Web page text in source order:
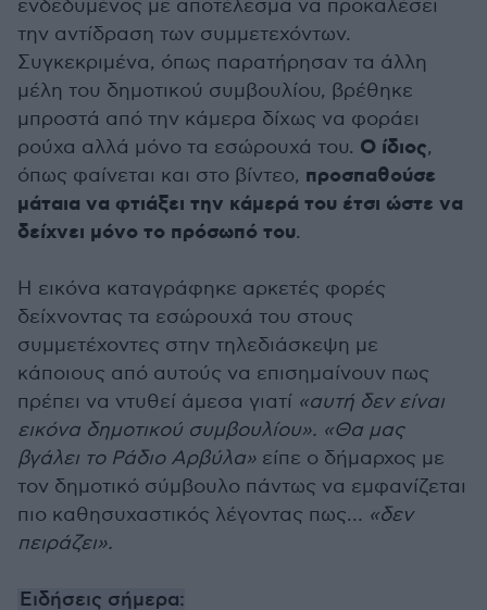
ενδεδυμένος με αποτέλεσμα να προκαλέσει
την αντίδραση των συμμετεχόντων.
Συγκεκριμένα, όπως παρατήρησαν τα άλλη
μέλη του δημοτικού συμβουλίου, βρέθηκε
μπροστά από την κάμερα δίχως να φοράει
ρούχα αλλά μόνο τα εσώρουχά του. Ο ίδιος,
όπως φαίνεται και στο βίντεο, προσπαθούσε
μάταια να φτιάξει την κάμερά του έτσι ώστε να
δείχνει μόνο το πρόσωπό του.
Η εικόνα καταγράφηκε αρκετές φορές
δείχνοντας τα εσώρουχά του στους
συμμετέχοντες στην τηλεδιάσκεψη με
κάποιους από αυτούς να επισημαίνουν πως
πρέπει να ντυθεί άμεσα γιατί «αυτή δεν είναι
εικόνα δημοτικού συμβουλίου». «Θα μας
βγάλει το Ράδιο Αρβύλα» είπε ο δήμαρχος με
τον δημοτικό σύμβουλο πάντως να εμφανίζεται
πιο καθησυχαστικός λέγοντας πως… «δεν
πειράζει».
Ειδήσεις σήμερα: